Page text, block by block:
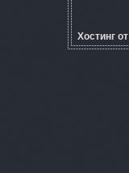
Хостинг от